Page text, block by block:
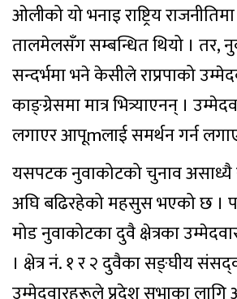
ओलीको यो भनाइ राष्ट्रिय
तालमेलसँग सम्बन्धित थियो । तर,
सन्दर्भमा भने केसीले राप्रपाको
काङ्ग्रेसमा मात्र भित्र्याएनन् ।
लगाएर आपूmलाई समर्थन गर्न
यसपटक नुवाकोटको चुनाव असाध्यै
अघि बढिरहेको महसुस भएको छ ।
मोड नुवाकोटका दुवै क्षेत्रका
। क्षेत्र नं. १ र २ दुवैका सङ्घीय